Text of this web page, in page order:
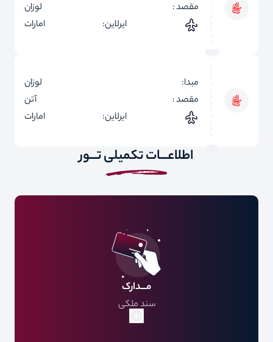
مقصد :
لوزان
ایرلاین:
امارات
مبدا:
لوزان
مقصد :
آتن
ایرلاین:
امارات
اطلاعـــات تکمیلی تـــور
مـــدارک
سند ملکی
سابقه بیمه